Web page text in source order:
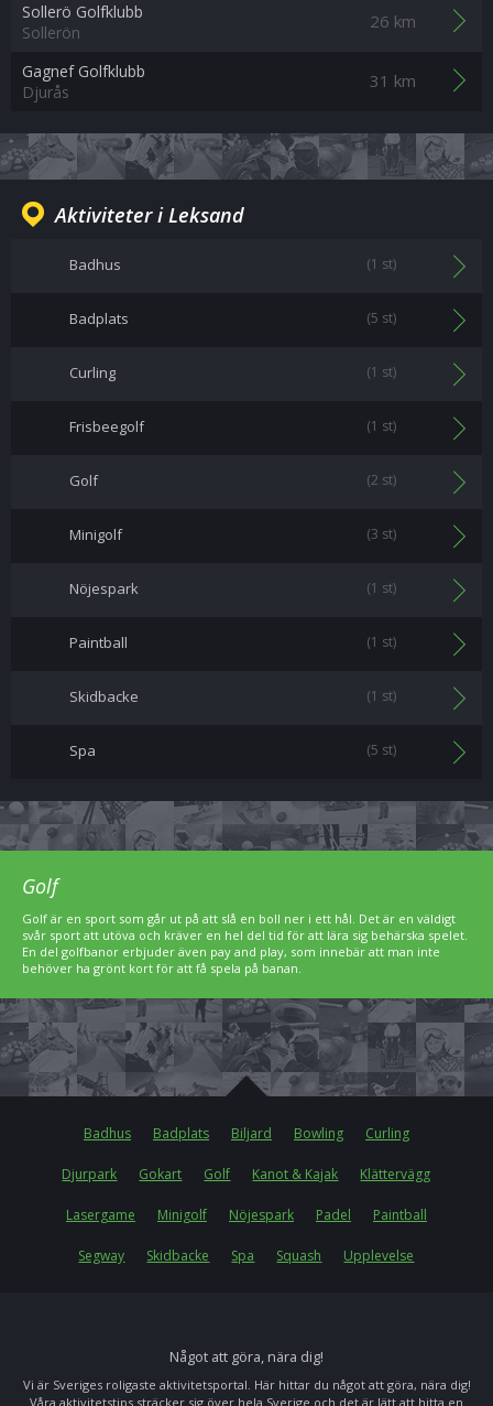
Sollerö Golfklubb
Sollerön
26 km
Gagnef Golfklubb
Djurås
31 km
Aktiviteter i Leksand
Badhus (1 st)
Badplats (5 st)
Curling (1 st)
Frisbeegolf (1 st)
Golf (2 st)
Minigolf (3 st)
Nöjespark (1 st)
Paintball (1 st)
Skidbacke (1 st)
Spa (5 st)
Golf
Golf är en sport som går ut på att slå en boll ner i ett hål. Det är en väldigt
svår sport att utöva och kräver en hel del tid för att lära sig behärska spelet.
En del golfbanor erbjuder även pay and play, som innebär att man inte
behöver ha grönt kort för att få spela på banan.
Badhus Badplats Biljard Bowling Curling
Djurpark Gokart Golf Kanot & Kajak Klättervägg
Lasergame Minigolf Nöjespark Padel Paintball
Segway Skidbacke Spa Squash Upplevelse
Något att göra, nära dig!
Vi är Sveriges roligaste aktivitetsportal. Här hittar du något att göra, nära dig!
Våra aktivitetstips sträcker sig över hela Sverige och det är lätt att hitta en